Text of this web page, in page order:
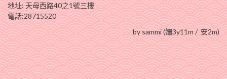
地址: 天母西路40之1號三樓
電話:28715520
by sammi (姍3y11m / 安2m)